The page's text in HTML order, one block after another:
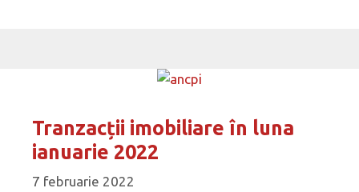
Tranzacții imobiliare în luna
ianuarie 2022
7 februarie 2022